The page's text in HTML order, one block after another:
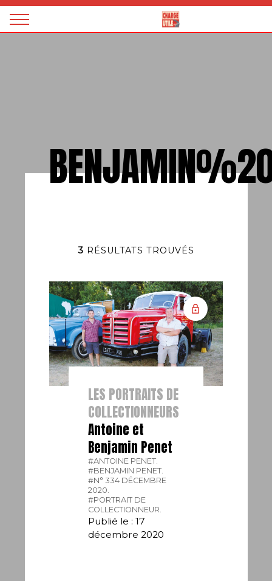
Magazine
3 RÉSULTATS TROUVÉS
LES PORTRAITS DE
COLLECTIONNEURS
Antoine et
Benjamin Penet
#ANTOINE PENET.
#BENJAMIN PENET.
#N° 334 DÉCEMBRE
2020.
#PORTRAIT DE
COLLECTIONNEUR.
Publié le : 17
décembre 2020
Panneau de gestion des cookies